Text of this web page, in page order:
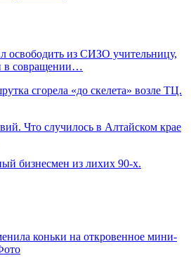
освободить из СИЗО учительницу,
в совращении…
сгорела «до скелета» возле ТЦ.
Что случилось в Алтайском крае
бизнесмен из лихих 90-х.
коньки на откровенное мини-